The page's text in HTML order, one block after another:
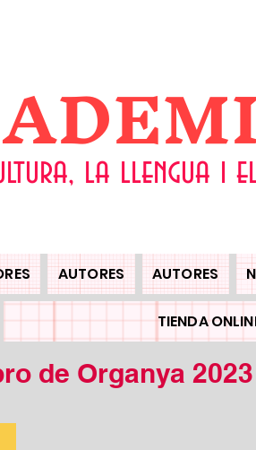
la llengua i el
AUTORES AUTORES
TIENDA
de Organya 2023